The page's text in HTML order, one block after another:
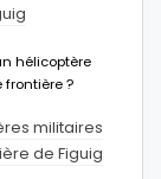
hélicoptère
frontière ?
militaires
de Figuig